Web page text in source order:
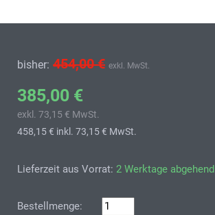
bisher: 454,00 € exkl. MwSt.
385,00 €
exkl. 73,15 € MwSt.
458,15 € inkl. 73,15 € MwSt.
Lieferzeit aus Vorrat: 2 Werktage abgehend
Bestellmenge: